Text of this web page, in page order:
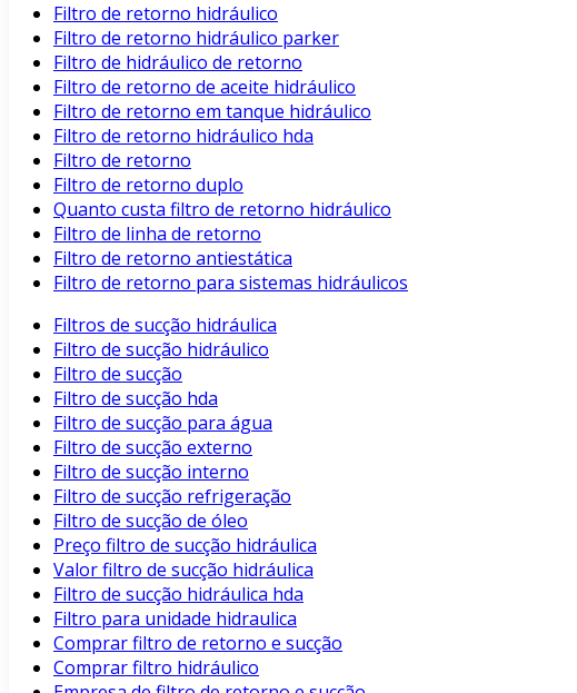
Filtro de retorno hidráulico
Filtro de retorno hidráulico parker
Filtro de hidráulico de retorno
Filtro de retorno de aceite hidráulico
Filtro de retorno em tanque hidráulico
Filtro de retorno hidráulico hda
Filtro de retorno
Filtro de retorno duplo
Quanto custa filtro de retorno hidráulico
Filtro de linha de retorno
Filtro de retorno antiestática
Filtro de retorno para sistemas hidráulicos
Filtros de sucção hidráulica
Filtro de sucção hidráulico
Filtro de sucção
Filtro de sucção hda
Filtro de sucção para água
Filtro de sucção externo
Filtro de sucção interno
Filtro de sucção refrigeração
Filtro de sucção de óleo
Preço filtro de sucção hidráulica
Valor filtro de sucção hidráulica
Filtro de sucção hidráulica hda
Filtro para unidade hidraulica
Comprar filtro de retorno e sucção
Comprar filtro hidráulico